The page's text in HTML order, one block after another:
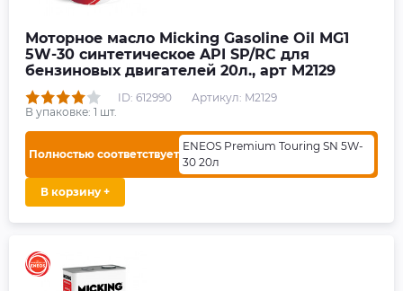
Моторное масло Micking Gasoline Oil MG1
5W-30 синтетическое API SP/RC для
бензиновых двигателей 20л., арт M2129
ID: 612990
Артикул: M2129
В упаковке: 1 шт.
Полностью соответствует
ENEOS Premium Touring SN 5W-
30 20л
В корзину +